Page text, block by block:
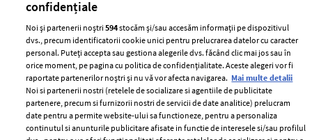
ELLE Style Awards
2024
Termeni si conditii
Politica de
confidențiale
Noi și partenerii noștri594stocăm și/sau accesăm informații pe dispozitivul
dvs., precum identificatorii cookie unici pentru prelucrarea datelor cu caracter
personal. Puteți accepta sau gestiona alegerile dvs. făcând clic mai jos sau în
orice moment, pe pagina cu politica de confidențialitate. Aceste alegeri vor fi
raportate partenerilor noștri și nu vă vor afecta navigarea. Mai multe detalii
Noi si partenerii nostri (retelele de socializare si agentiile de publicitate
partenere, precum si furnizorii nostri de servicii de date analitice) prelucram
date pentru a permite website-ului sa functioneze, pentru a personaliza
continutul si anunturile publicitare afisate in functie de interesele si/sau profilul